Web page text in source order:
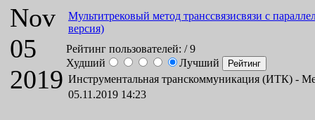
Nov
05
2019
Мультитрековый метод транссвязисвязи с
версия)
Рейтинг пользователей: / 9
Худший
Лучший
Инструментальная транскоммуникация (ИТК) -
05.11.2019 14:23